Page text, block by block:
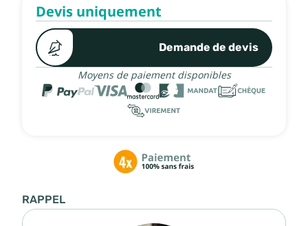
Devis uniquement
Demande de devis
Moyens de paiement disponibles
RAPPEL